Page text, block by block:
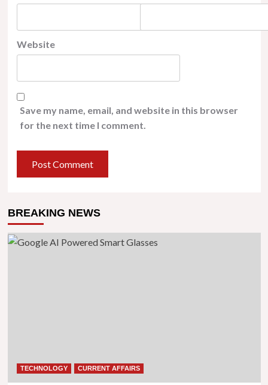
Website
Save my name, email, and website in this browser
for the next time I comment.
BREAKING NEWS
TECHNOLOGY CURRENT AFFAIRS